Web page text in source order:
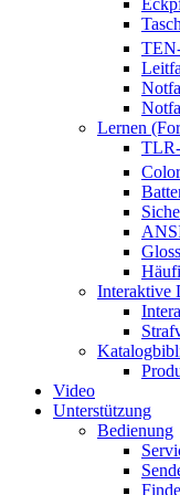
Lernen
Interaktive
Video
Unterstützung
Bedienung